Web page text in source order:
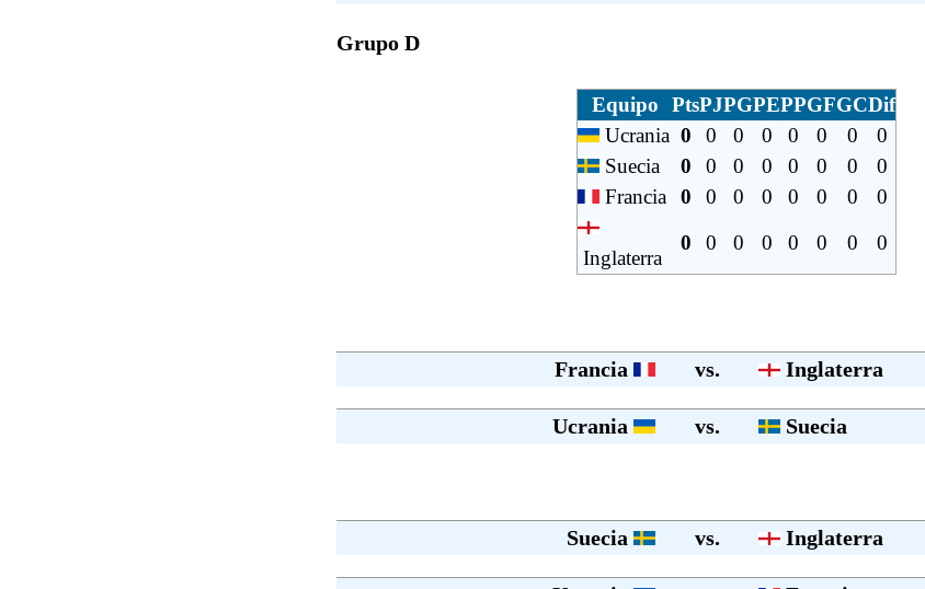
Grupo D
Equipo PtsPJPGPEPPGFGCDif
Ucrania 0 0 0 0 0 0 0
0
Suecia
0 0 0 0 0 0 0
0
Francia
0 0 0 0 0 0 0 0
Inglaterra
0 0 0 0 0 0 0 0
Francia vs. Inglaterra
Ucrania vs. Suecia
Suecia vs. Inglaterra